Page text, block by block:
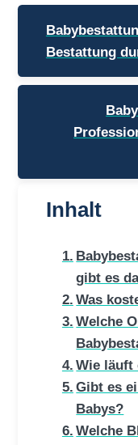
Bestattung
Inhalt
gibt es
Was
Welche
Wie läuft
Gibt es
Babys?
Welche